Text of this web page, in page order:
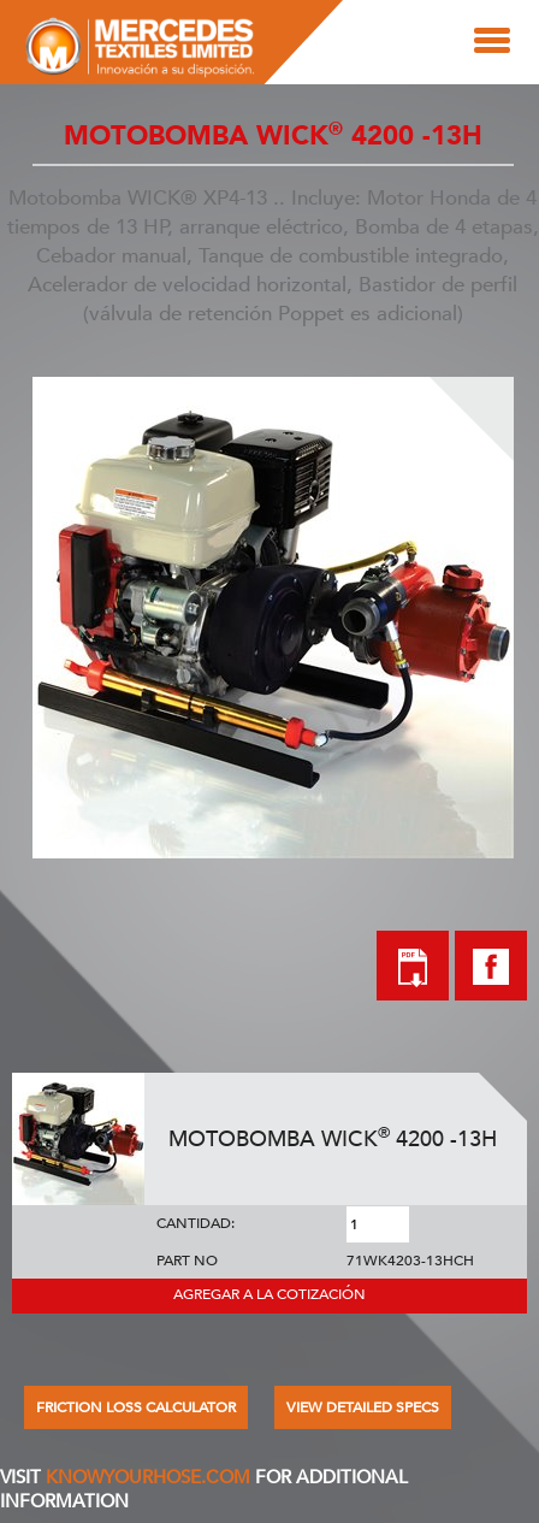
MOTOBOMBA WICK®4200 -13H
Motobomba WICK® XP4-13 .. Incluye: Motor Honda de 4
tiempos de 13 HP, arranque eléctrico, Bomba de 4 etapas,
Cebador manual, Tanque de combustible integrado,
Acelerador de velocidad horizontal, Bastidor de perfil
(válvula de retención Poppet es adicional)
MOTOBOMBA WICK® 4200 -13H
CANTIDAD:
PART NO
71WK4203-13HCH
AGREGAR A LA COTIZACIÓN
FRICTION LOSS CALCULATOR VIEW DETAILED SPECS
VISIT KNOWYOURHOSE.COM FOR ADDITIONAL
INFORMATION